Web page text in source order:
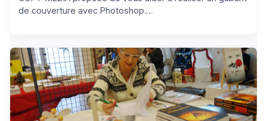
de couverture avec Photoshop.…